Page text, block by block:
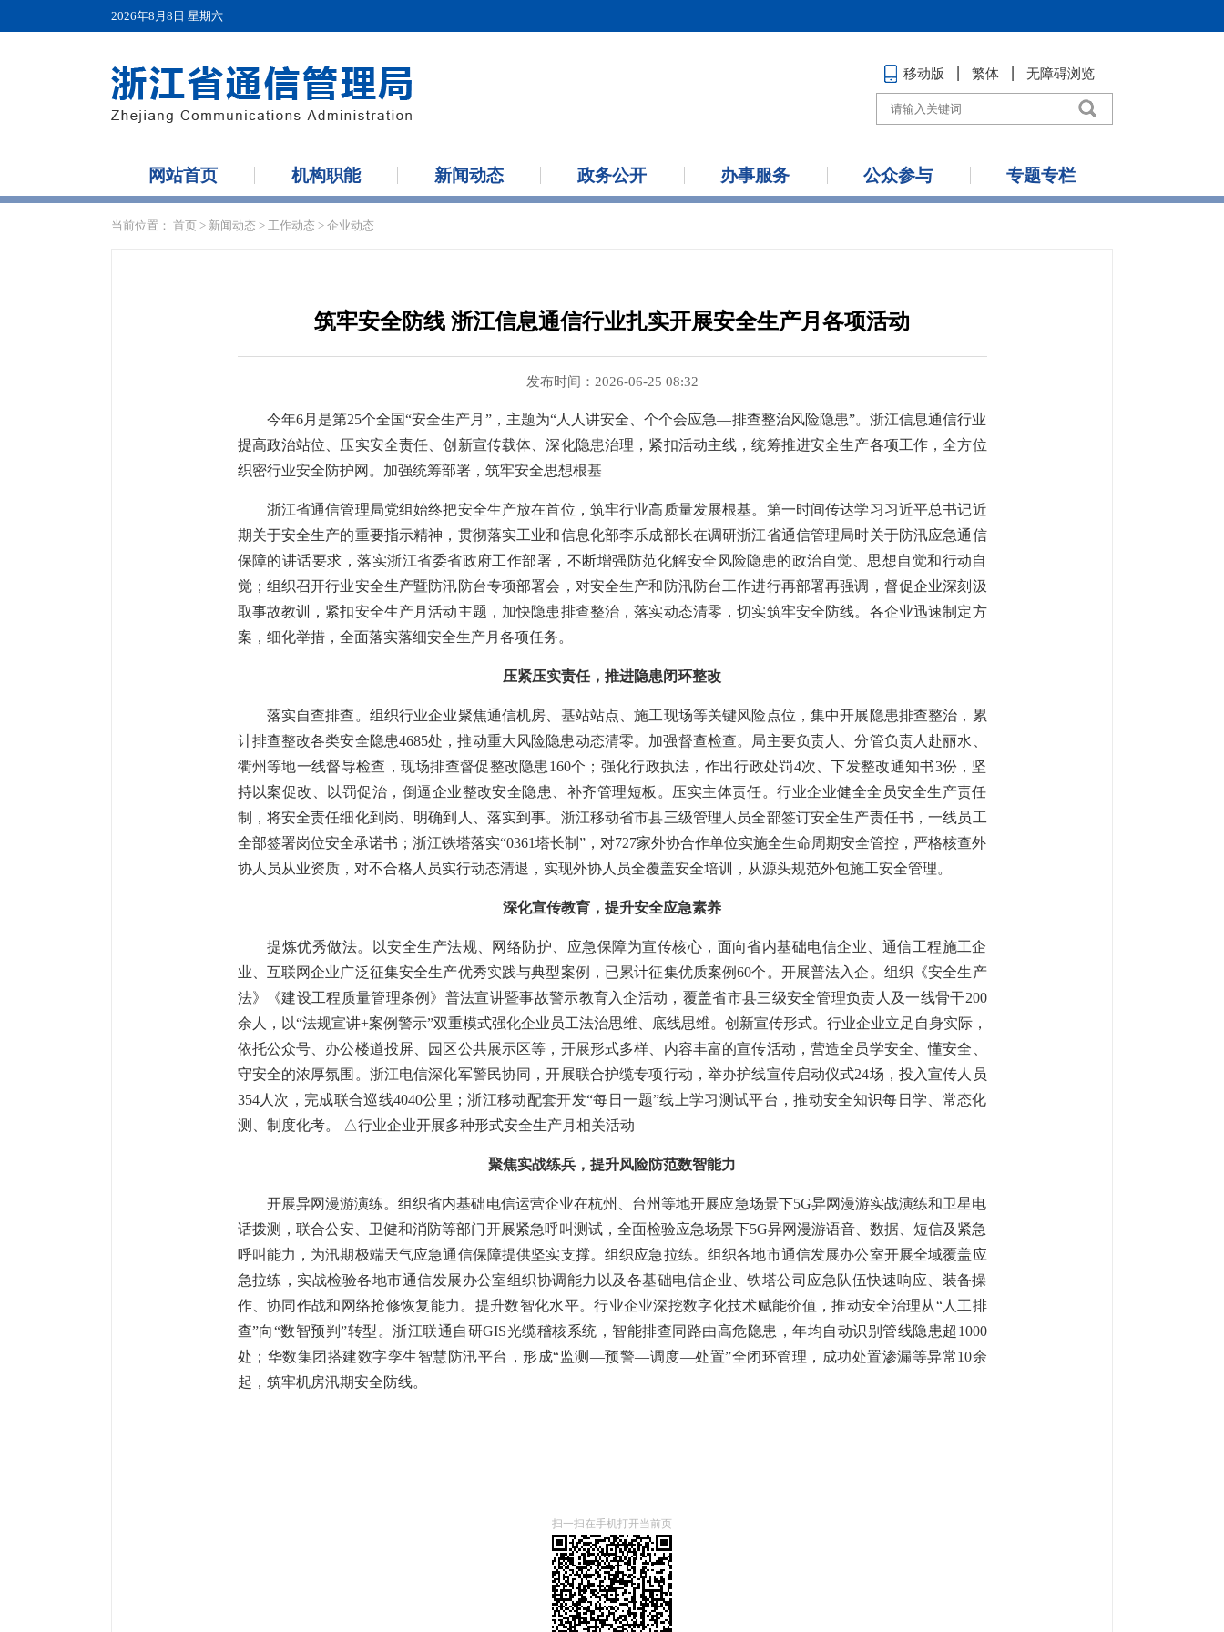
2026年8月8日 星期六
移动版 繁体 无障碍浏览
网站首页 机构职能 新闻动态 政务公开 办事服务 公众参与 专题专栏
当前位置： 首页 > 新闻动态 > 工作动态 > 企业动态
筑牢安全防线 浙江信息通信行业扎实开展安全生产月各项活动
发布时间：2026-06-25 08:32
今年6月是第25个全国“安全生产月”，主题为“人人讲安全、个个会应急—排查整治风险隐患”。浙江信息通信行业
提高政治站位、压实安全责任、创新宣传载体、深化隐患治理，紧扣活动主线，统筹推进安全生产各项工作，全方位
织密行业安全防护网。加强统筹部署，筑牢安全思想根基
浙江省通信管理局党组始终把安全生产放在首位，筑牢行业高质量发展根基。第一时间传达学习习近平总书记近
期关于安全生产的重要指示精神，贯彻落实工业和信息化部李乐成部长在调研浙江省通信管理局时关于防汛应急通信
保障的讲话要求，落实浙江省委省政府工作部署，不断增强防范化解安全风险隐患的政治自觉、思想自觉和行动自
觉；组织召开行业安全生产暨防汛防台专项部署会，对安全生产和防汛防台工作进行再部署再强调，督促企业深刻汲
取事故教训，紧扣安全生产月活动主题，加快隐患排查整治，落实动态清零，切实筑牢安全防线。各企业迅速制定方
案，细化举措，全面落实落细安全生产月各项任务。
压紧压实责任，推进隐患闭环整改
落实自查排查。组织行业企业聚焦通信机房、基站站点、施工现场等关键风险点位，集中开展隐患排查整治，累
计排查整改各类安全隐患4685处，推动重大风险隐患动态清零。加强督查检查。局主要负责人、分管负责人赴丽水、
衢州等地一线督导检查，现场排查督促整改隐患160个；强化行政执法，作出行政处罚4次、下发整改通知书3份，坚
持以案促改、以罚促治，倒逼企业整改安全隐患、补齐管理短板。压实主体责任。行业企业健全全员安全生产责任
制，将安全责任细化到岗、明确到人、落实到事。浙江移动省市县三级管理人员全部签订安全生产责任书，一线员工
全部签署岗位安全承诺书；浙江铁塔落实“0361塔长制”，对727家外协合作单位实施全生命周期安全管控，严格核查外
协人员从业资质，对不合格人员实行动态清退，实现外协人员全覆盖安全培训，从源头规范外包施工安全管理。
深化宣传教育，提升安全应急素养
提炼优秀做法。以安全生产法规、网络防护、应急保障为宣传核心，面向省内基础电信企业、通信工程施工企
业、互联网企业广泛征集安全生产优秀实践与典型案例，已累计征集优质案例60个。开展普法入企。组织《安全生产
法》《建设工程质量管理条例》普法宣讲暨事故警示教育入企活动，覆盖省市县三级安全管理负责人及一线骨干200
余人，以“法规宣讲+案例警示”双重模式强化企业员工法治思维、底线思维。创新宣传形式。行业企业立足自身实际，
依托公众号、办公楼道投屏、园区公共展示区等，开展形式多样、内容丰富的宣传活动，营造全员学安全、懂安全、
守安全的浓厚氛围。浙江电信深化军警民协同，开展联合护缆专项行动，举办护线宣传启动仪式24场，投入宣传人员
354人次，完成联合巡线4040公里；浙江移动配套开发“每日一题”线上学习测试平台，推动安全知识每日学、常态化
测、制度化考。 △行业企业开展多种形式安全生产月相关活动
聚焦实战练兵，提升风险防范数智能力
开展异网漫游演练。组织省内基础电信运营企业在杭州、台州等地开展应急场景下5G异网漫游实战演练和卫星电
话拨测，联合公安、卫健和消防等部门开展紧急呼叫测试，全面检验应急场景下5G异网漫游语音、数据、短信及紧急
呼叫能力，为汛期极端天气应急通信保障提供坚实支撑。组织应急拉练。组织各地市通信发展办公室开展全域覆盖应
急拉练，实战检验各地市通信发展办公室组织协调能力以及各基础电信企业、铁塔公司应急队伍快速响应、装备操
作、协同作战和网络抢修恢复能力。提升数智化水平。行业企业深挖数字化技术赋能价值，推动安全治理从“人工排
查”向“数智预判”转型。浙江联通自研GIS光缆稽核系统，智能排查同路由高危隐患，年均自动识别管线隐患超1000
处；华数集团搭建数字孪生智慧防汛平台，形成“监测—预警—调度—处置”全闭环管理，成功处置渗漏等异常10余
起，筑牢机房汛期安全防线。
扫一扫在手机打开当前页